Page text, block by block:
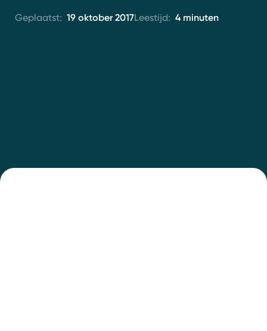
Geplaatst: 19 oktober 2017Leestijd: 4 minuten